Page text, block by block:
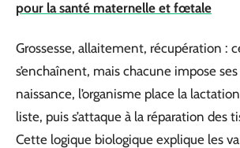
pour la santé maternelle et fœtale
Grossesse, allaitement, récupération :
s’enchaînent, mais chacune impose
naissance, l’organisme place la
liste, puis s’attaque à la réparation des
Cette logique biologique explique les